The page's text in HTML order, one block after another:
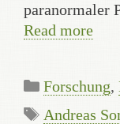
paranormaler
Read more
Categories
Forschung,
Tags
Andreas